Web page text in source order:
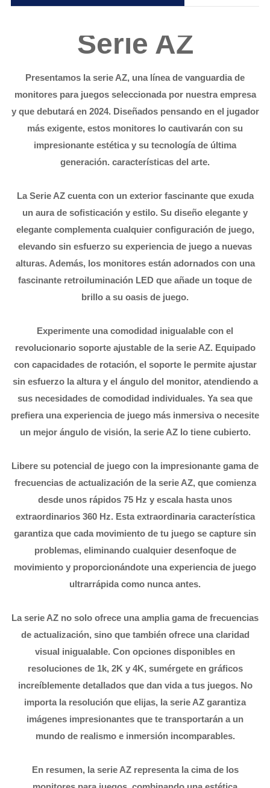
Serie AZ
Presentamos la serie AZ, una línea de vanguardia de
monitores para juegos seleccionada por nuestra empresa
y que debutará en 2024. Diseñados pensando en el jugador
más exigente, estos monitores lo cautivarán con su
impresionante estética y su tecnología de última
generación. características del arte.
La Serie AZ cuenta con un exterior fascinante que exuda
un aura de sofisticación y estilo. Su diseño elegante y
elegante complementa cualquier configuración de juego,
elevando sin esfuerzo su experiencia de juego a nuevas
alturas. Además, los monitores están adornados con una
fascinante retroiluminación LED que añade un toque de
brillo a su oasis de juego.
Experimente una comodidad inigualable con el
revolucionario soporte ajustable de la serie AZ. Equipado
con capacidades de rotación, el soporte le permite ajustar
sin esfuerzo la altura y el ángulo del monitor, atendiendo a
sus necesidades de comodidad individuales. Ya sea que
prefiera una experiencia de juego más inmersiva o necesite
un mejor ángulo de visión, la serie AZ lo tiene cubierto.
Libere su potencial de juego con la impresionante gama de
frecuencias de actualización de la serie AZ, que comienza
desde unos rápidos 75 Hz y escala hasta unos
extraordinarios 360 Hz. Esta extraordinaria característica
garantiza que cada movimiento de tu juego se capture sin
problemas, eliminando cualquier desenfoque de
movimiento y proporcionándote una experiencia de juego
ultrarrápida como nunca antes.
La serie AZ no solo ofrece una amplia gama de frecuencias
de actualización, sino que también ofrece una claridad
visual inigualable. Con opciones disponibles en
resoluciones de 1k, 2K y 4K, sumérgete en gráficos
increíblemente detallados que dan vida a tus juegos. No
importa la resolución que elijas, la serie AZ garantiza
imágenes impresionantes que te transportarán a un
mundo de realismo e inmersión incomparables.
En resumen, la serie AZ representa la cima de los